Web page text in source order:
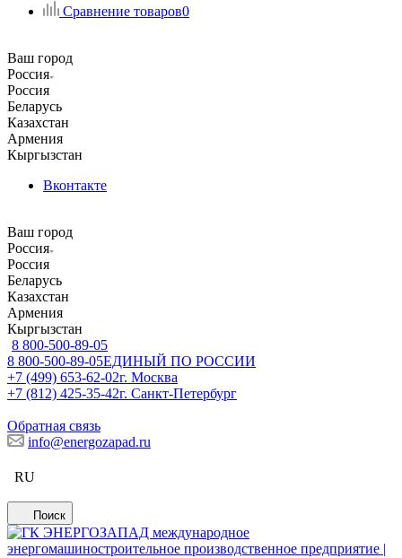
Сравнение товаров0
Ваш город
Россия
Россия
Беларусь
Казахстан
Армения
Кыргызстан
Вконтакте
Ваш город
Россия
Россия
Беларусь
Казахстан
Армения
Кыргызстан
8 800-500-89-05
8 800-500-89-05ЕДИНЫЙ ПО РОССИИ
+7 (499) 653-62-02г. Москва
+7 (812) 425-35-42г. Санкт-Петербург
Обратная связь
info@energozapad.ru
RU
Поиск